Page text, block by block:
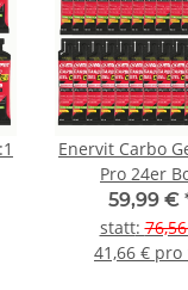
Enervit Carbo
Pro 24er
59,99 €
statt:
41,66 € pro